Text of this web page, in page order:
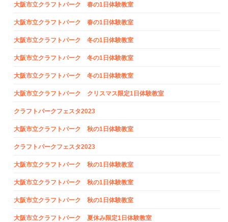
大阪市立クラフトパーク 春の1日体験教室
大阪市立クラフトパーク 春の1日体験教室
大阪市立クラフトパーク 冬の1日体験教室
大阪市立クラフトパーク 冬の1日体験教室
大阪市立クラフトパーク 冬の1日体験教室
大阪市立クラフトパーク クリスマス限定1日体験教室
クラフトパークフェスタ2023
大阪市立クラフトパーク 秋の1日体験教室
クラフトパークフェスタ2023
大阪市立クラフトパーク 秋の1日体験教室
大阪市立クラフトパーク 秋の1日体験教室
大阪市立クラフトパーク 秋の1日体験教室
大阪市立クラフトパーク 夏休み限定1日体験教室